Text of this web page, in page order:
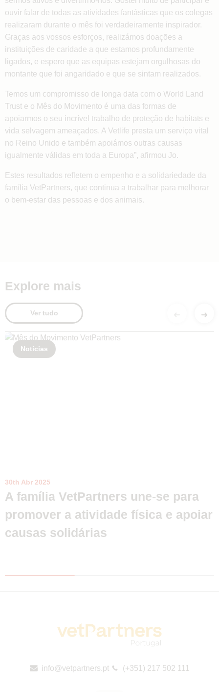
ouvir falar de todas as atividades fantásticas que os colegas
realizaram durante o mês foi verdadeiramente inspirador.
Graças aos vossos esforços, realizámos doações a
instituições de caridade a que estamos profundamente
ligados, e espero que as equipas estejam orgulhosas do
montante que foi angaridado e que se sintam realizados.
Temos um compromisso de longa data com o World Land
Trust e o Mês do Movimento é uma das formas de
apoiarmos o seu incrível trabalho de proteção de habitats e
vida selvagem ameaçados. A Vetlife presta um serviço vital
no Reino Unido e também apoiámos outras causas
igualmente válidas em toda a Europa”, afirmou Jo.
Estes resultados refletem o empenho e a solidariedade da
família VetPartners, que continua a trabalhar para melhorar
o bem-estar das pessoas e dos animais.
Explore mais
Ver tudo
Notícias
30th Abr 2025
A família VetPartners une-se para
promover a atividade física e apoiar
causas solidárias
info@vetpartners.pt (+351) 217 502 111